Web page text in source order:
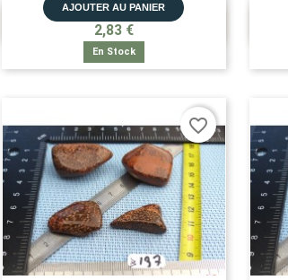
AJOUTER AU PANIER
2,83 €
En Stock
APERÇU RAPIDE
favorite_border